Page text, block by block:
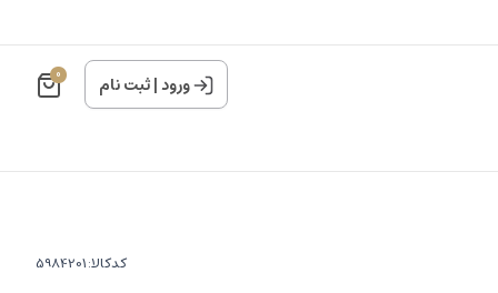
ورود|ثبت نام 0
کدکالا: